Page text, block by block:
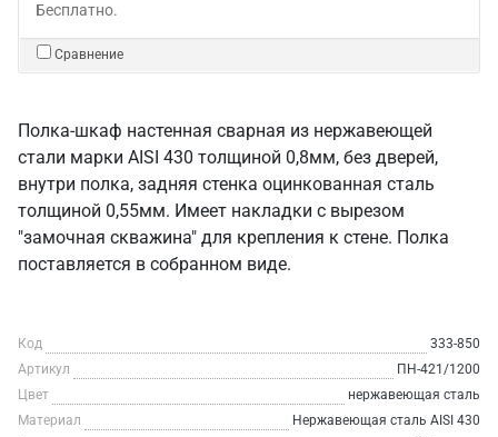
Бесплатно.
Сравнение
Полка-шкаф настенная сварная из нержавеющей
стали марки AISI 430 толщиной 0,8мм, без дверей,
внутри полка, задняя стенка оцинкованная сталь
толщиной 0,55мм. Имеет накладки с вырезом
"замочная скважина" для крепления к стене. Полка
поставляется в собранном виде.
Код
333-850
Артикул
ПН-421/1200
Цвет
нержавеющая сталь
Материал
Нержавеющая сталь AISI 430